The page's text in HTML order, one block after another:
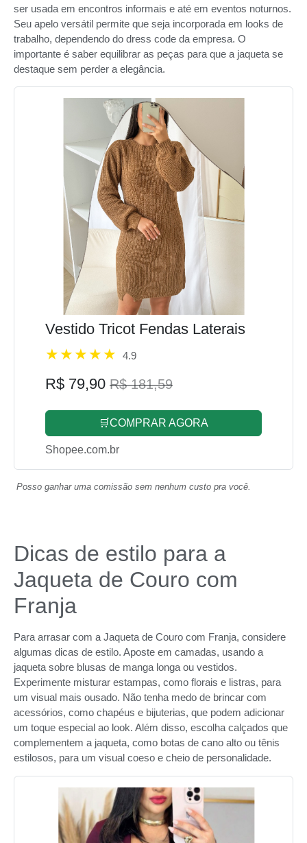
ser usada em encontros informais e até em eventos noturnos.
Seu apelo versátil permite que seja incorporada em looks de
trabalho, dependendo do dress code da empresa. O
importante é saber equilibrar as peças para que a jaqueta se
destaque sem perder a elegância.
Vestido Tricot Fendas Laterais
4.9
R$ 79,90 R$ 181,59
🛒COMPRAR AGORA
Shopee.com.br
Posso ganhar uma comissão sem nenhum custo pra você.
Dicas de estilo para a
Jaqueta de Couro com
Franja
Para arrasar com a Jaqueta de Couro com Franja, considere
algumas dicas de estilo. Aposte em camadas, usando a
jaqueta sobre blusas de manga longa ou vestidos.
Experimente misturar estampas, como florais e listras, para
um visual mais ousado. Não tenha medo de brincar com
acessórios, como chapéus e bijuterias, que podem adicionar
um toque especial ao look. Além disso, escolha calçados que
complementem a jaqueta, como botas de cano alto ou tênis
estilosos, para um visual coeso e cheio de personalidade.